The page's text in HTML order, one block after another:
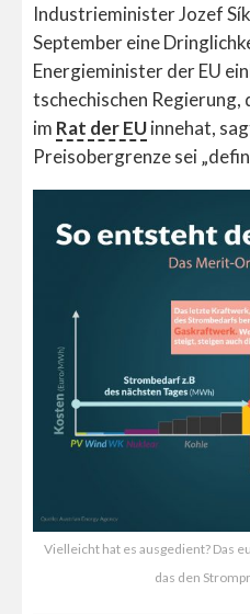
Industrieminister Jozef
September eine
Energieminister der EU
tschechischen
im Rat der EUinnehat,
Preisobergrenze sei
Vielleicht hat es ausgedient? Das
das den